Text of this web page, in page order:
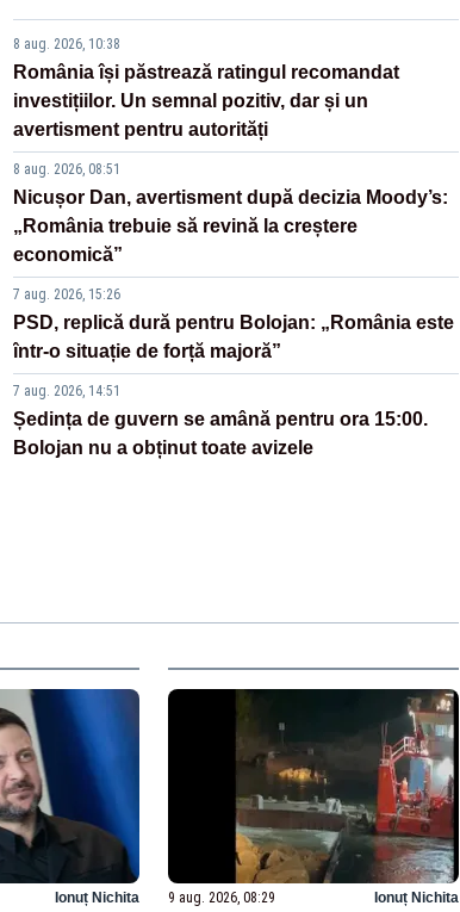
8 aug. 2026, 10:38
România își păstrează ratingul recomandat
investițiilor. Un semnal pozitiv, dar și un
avertisment pentru autorități
8 aug. 2026, 08:51
Nicușor Dan, avertisment după decizia Moody’s:
„România trebuie să revină la creștere
economică”
7 aug. 2026, 15:26
PSD, replică dură pentru Bolojan: „România este
într-o situație de forță majoră”
7 aug. 2026, 14:51
Ședința de guvern se amână pentru ora 15:00.
Bolojan nu a obținut toate avizele
Ionuț Nichita 9 aug. 2026, 08:29 Ionuț Nichita